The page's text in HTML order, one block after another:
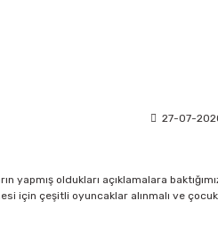
27-07-
oldukları açıklamalara
için çeşitli oyuncaklar alınmalı ve